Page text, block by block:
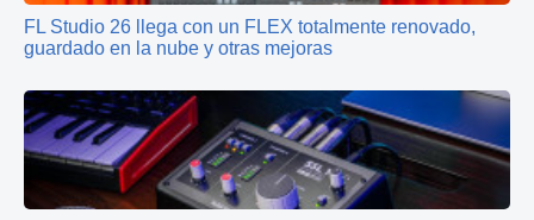
FL Studio 26 llega con un FLEX totalmente renovado,
guardado en la nube y otras mejoras